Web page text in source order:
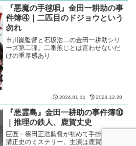
『悪魔の手毬唄』金田一耕助の事
件簿④｜二匹目のドジョウという
勿れ
市川崑監督と石坂浩二の金田一耕助シリ
ーズ第二弾。二番煎じとは言わせないだ
けの重厚感あり
2024.01.11 2024.12.20
『悪霊島』金田一耕助の事件簿⑩
｜推理の鉄人、鹿賀丈史
巨匠・篠田正浩監督が初めて手掛けた横
溝正史のミステリー。主演は鹿賀丈史。